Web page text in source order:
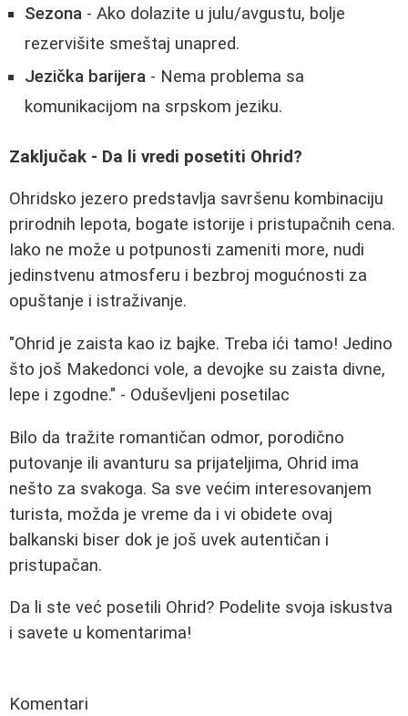
Sezona - Ako dolazite u julu/avgustu, bolje
rezervišite smeštaj unapred.
Jezička barijera - Nema problema sa
komunikacijom na srpskom jeziku.
Zaključak - Da li vredi posetiti Ohrid?
Ohridsko jezero predstavlja savršenu kombinaciju
prirodnih lepota, bogate istorije i pristupačnih cena.
Iako ne može u potpunosti zameniti more, nudi
jedinstvenu atmosferu i bezbroj mogućnosti za
opuštanje i istraživanje.
"Ohrid je zaista kao iz bajke. Treba ići tamo! Jedino
što još Makedonci vole, a devojke su zaista divne,
lepe i zgodne." - Oduševljeni posetilac
Bilo da tražite romantičan odmor, porodično
putovanje ili avanturu sa prijateljima, Ohrid ima
nešto za svakoga. Sa sve većim interesovanjem
turista, možda je vreme da i vi obidete ovaj
balkanski biser dok je još uvek autentičan i
pristupačan.
Da li ste već posetili Ohrid? Podelite svoja iskustva
i savete u komentarima!
Komentari